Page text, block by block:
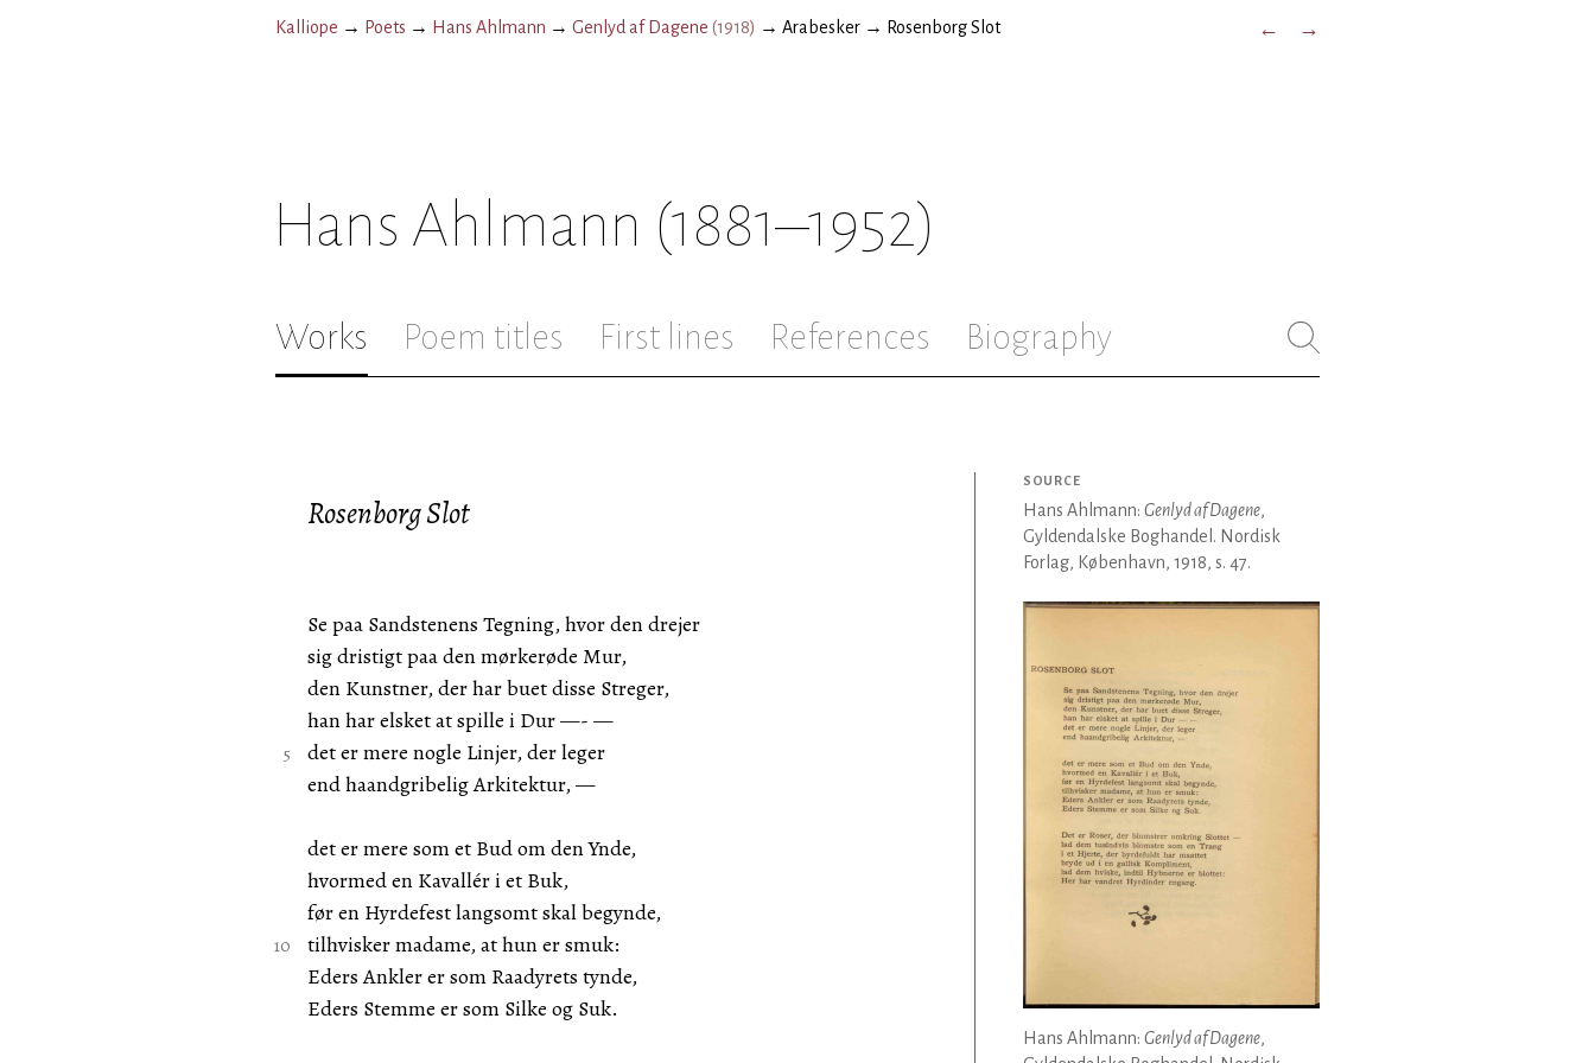
Kalliope → Poets → Hans Ahlmann → Genlyd af Dagene (1918) → Arabesker → Rosenborg Slot ← →
Hans Ahlmann (1881–1952)
Works Poem titles First lines References Biography
Rosenborg Slot
Se paa Sandstenens Tegning, hvor den drejer
sig dristigt paa den mørkerøde Mur,
den Kunstner, der har buet disse Streger,
han har elsket at spille i Dur —- —
det er mere nogle Linjer, der leger
end haandgribelig Arkitektur, —
det er mere som et Bud om den Ynde,
hvormed en Kavallér i et Buk,
før en Hyrdefest langsomt skal begynde,
tilhvisker madame, at hun er smuk:
Eders Ankler er som Raadyrets tynde,
Eders Stemme er som Silke og Suk.
SOURCE
Hans Ahlmann: Genlyd af Dagene,
Gyldendalske Boghandel. Nordisk
Forlag, København, 1918, s. 47.
Hans Ahlmann: Genlyd af Dagene,